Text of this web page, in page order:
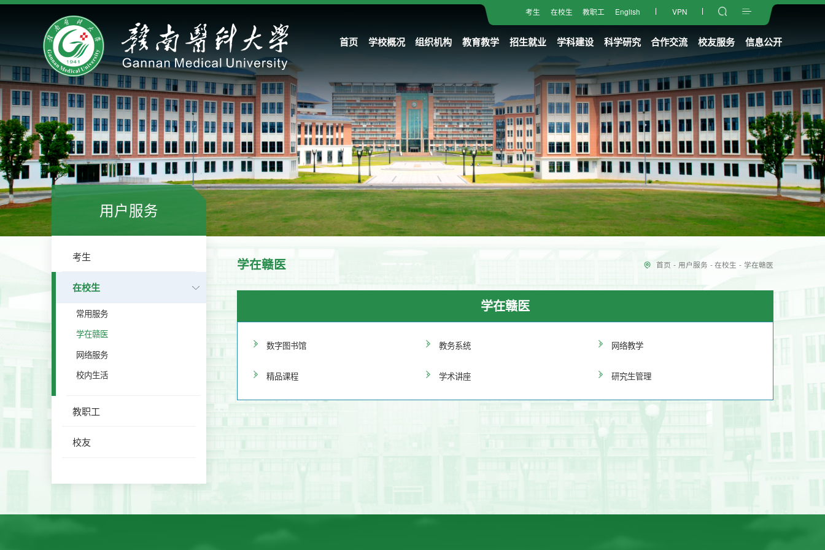
考生 在校生 教职工 English VPN
首页 学校概况 组织机构 教育教学 招生就业 学科建设 科学研究 合作交流 校友服务 信息公开
用户服务
考生
在校生
常用服务
学在赣医
网络服务
校内生活
教职工
校友
学在赣医 首页 - 用户服务 - 在校生 - 学在赣医
学在赣医
数字图书馆 教务系统 网络教学
精品课程 学术讲座 研究生管理